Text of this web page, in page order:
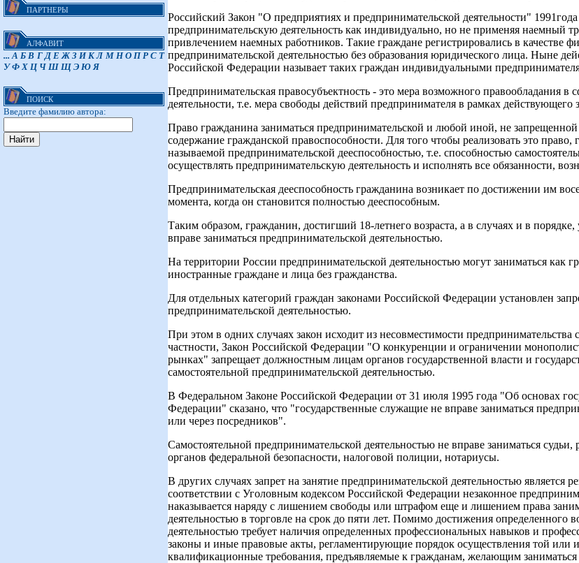
ПАРТНЕРЫ
АЛФАВИТ
... А Б В Г Д Е Ж З И К Л М Н О П Р С Т
У Ф Х Ц Ч Ш Щ Э Ю Я
ПОИСК
Введите фамилию автора:
Российский Закон "О предприятиях и предпринимательской деятельности"
предпринимательскую деятельность как индивидуально, но не применяя наемный
привлечением наемных работников. Такие граждане регистрировались в качестве
предпринимательской деятельностью без образования юридического лица. Ныне
Российской Федерации называет таких граждан индивидуальными
Предпринимательская правосубъектность - это мера возможного правообладания в
деятельности, т.е. мера свободы действий предпринимателя в рамках действующего
Право гражданина заниматься предпринимательской и любой иной, не запрещенной
содержание гражданской правоспособности. Для того чтобы реализовать это право,
называемой предпринимательской дееспособностью, т.е. способностью
осуществлять предпринимательскую деятельность и исполнять все обязанности,
Предпринимательская дееспособность гражданина возникает по достижении им
момента, когда он становится полностью дееспособным.
Таким образом, гражданин, достигший 18-летнего возраста, а в случаях и в
вправе заниматься предпринимательской деятельностью.
На территории России предпринимательской деятельностью могут заниматься как
иностранные граждане и лица без гражданства.
Для отдельных категорий граждан законами Российской Федерации установлен
предпринимательской деятельностью.
При этом в одних случаях закон исходит из несовместимости
частности, Закон Российской Федерации "О конкуренции и ограничении
рынках" запрещает должностным лицам органов государственной власти и
самостоятельной предпринимательской деятельностью.
В Федеральном Законе Российской Федерации от 31 июля 1995 года "Об основах
Федерации" сказано, что "государственные служащие не вправе заниматься
или через посредников".
Самостоятельной предпринимательской деятельностью не вправе заниматься
органов федеральной безопасности, налоговой полиции, нотариусы.
В других случаях запрет на занятие предпринимательской деятельностью является
соответствии с Уголовным кодексом Российской Федерации незаконное
наказывается наряду с лишением свободы или штрафом еще и лишением права
деятельностью в торговле на срок до пяти лет. Помимо достижения определенного
деятельностью требует наличия определенных профессиональных навыков и
законы и иные правовые акты, регламентирующие порядок осуществления той или
квалификационные требования, предъявляемые к гражданам, желающим заниматься